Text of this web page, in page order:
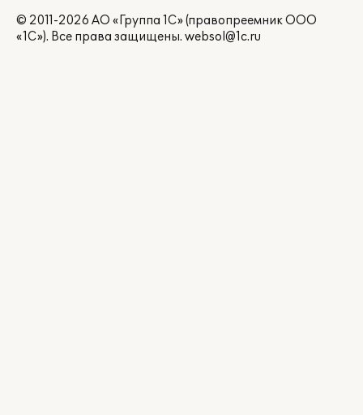
© 2011-2026 АО «Группа 1С» (правопреемник ООО
«1С»). Все права защищены. websol@1c.ru